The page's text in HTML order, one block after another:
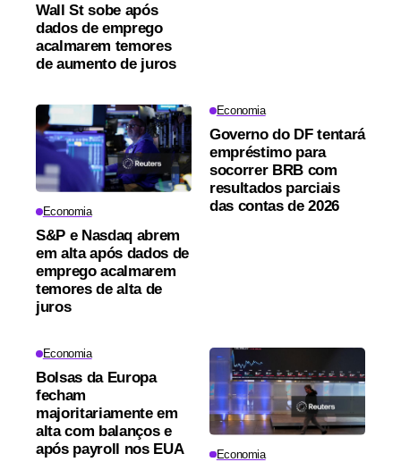
Wall St sobe após
dados de emprego
acalmarem temores
de aumento de juros
Economia
S&P e Nasdaq abrem
em alta após dados de
emprego acalmarem
temores de alta de
juros
Economia
Governo do DF tentará
empréstimo para
socorrer BRB com
resultados parciais
das contas de 2026
Economia
Bolsas da Europa
fecham
majoritariamente em
alta com balanços e
após payroll nos EUA
Economia